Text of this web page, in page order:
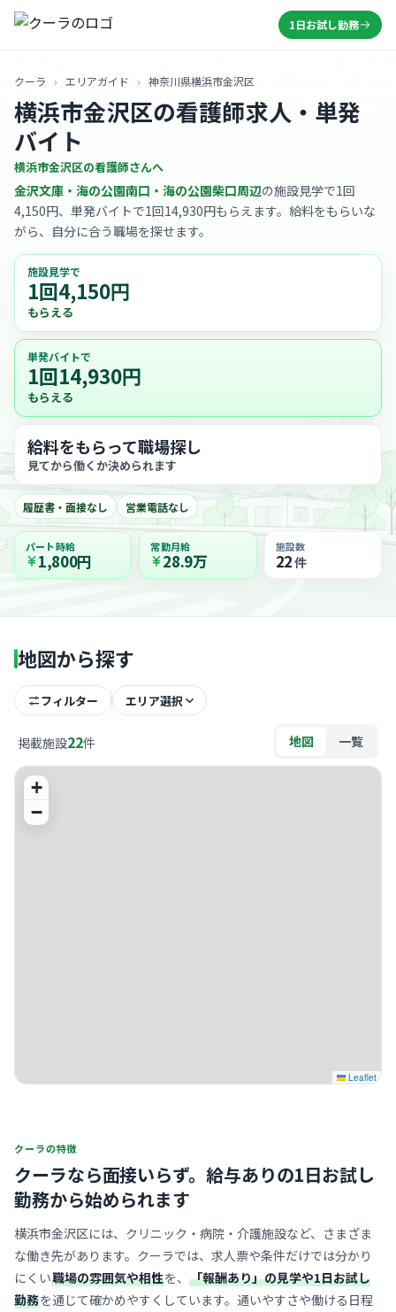
1日お試し勤務
クーラ › エリアガイド › 神奈川県横浜市金沢区
横浜市金沢区の看護師求人・単発
バイト
横浜市金沢区の看護師さんへ
金沢文庫・海の公園南口・海の公園柴口周辺の施設見学で1回
4,150円、単発バイトで1回14,930円もらえます。給料をもらいな
がら、自分に合う職場を探せます。
施設見学で
1回4,150円
もらえる
単発バイトで
1回14,930円
もらえる
給料をもらって職場探し
見てから働くか決められます
履歴書・面接なし 営業電話なし
パート時給
1,800円
常勤月給
28.9万
施設数
22件
地図から探す
フィルター エリア選択
掲載施設22件 地図 一覧
+
−
Leaflet
クーラの特徴
クーラなら面接いらず。 給与ありの1日お試し
勤務から始められます
横浜市金沢区には、クリニック・病院・介護施設など、さまざま
な働き先があります。クーラでは、求人票や条件だけでは分かり
にくい職場の雰囲気や相性を、 「報酬あり」の見学や1日お試し
勤務を通じて確かめやすくしています。通いやすさや働ける日程